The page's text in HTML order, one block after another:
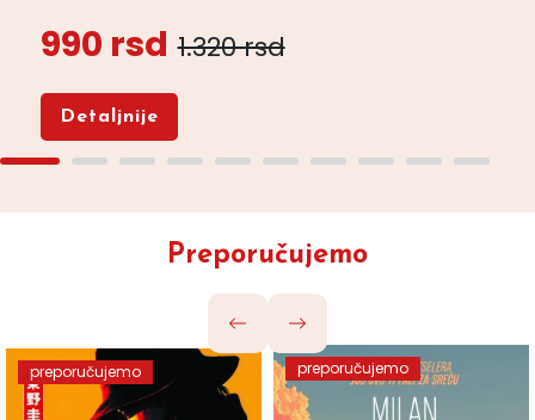
990 rsd 1.320 rsd
Detaljnije
Preporučujemo
preporučujemo preporučujemo